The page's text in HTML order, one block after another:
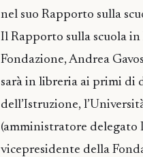
nel suo Rapporto sulla
Il Rapporto sulla scuola
Fondazione, Andrea
sarà in libreria ai primi di
dell’Istruzione,
(amministratore delegato
vicepresidente della